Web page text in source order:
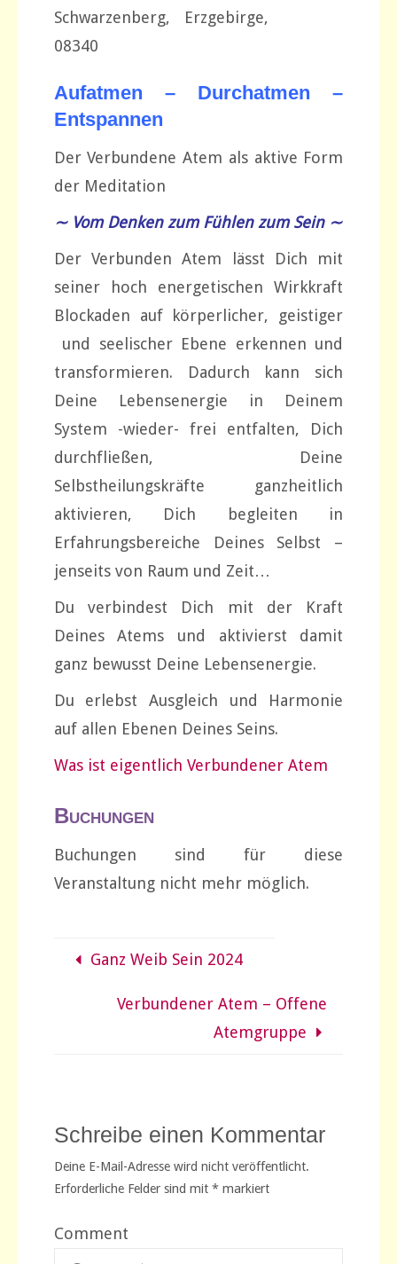
Schwarzenberg, Erzgebirge,
08340
Aufatmen – Durchatmen –
Entspannen
Der Verbundene Atem als aktive Form
der Meditation
∼ Vom Denken zum Fühlen zum Sein ∼
Der Verbunden Atem lässt Dich mit
seiner hoch energetischen Wirkkraft
Blockaden auf körperlicher, geistiger
und seelischer Ebene erkennen und
transformieren. Dadurch kann sich
Deine Lebensenergie in Deinem
System -wieder- frei entfalten, Dich
durchfließen, Deine
Selbstheilungskräfte ganzheitlich
aktivieren, Dich begleiten in
Erfahrungsbereiche Deines Selbst –
jenseits von Raum und Zeit…
Du verbindest Dich mit der Kraft
Deines Atems und aktivierst damit
ganz bewusst Deine Lebensenergie.
Du erlebst Ausgleich und Harmonie
auf allen Ebenen Deines Seins.
Was ist eigentlich Verbundener Atem
Buchungen
Buchungen sind für diese
Veranstaltung nicht mehr möglich.
Ganz Weib Sein 2024
Verbundener Atem – Offene
Atemgruppe
Schreibe einen Kommentar
Deine E-Mail-Adresse wird nicht veröffentlicht.
Erforderliche Felder sind mit *markiert
Comment